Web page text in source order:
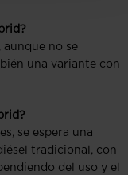
, aunque no se
una variante con
se espera una
tradicional, con
del uso y el